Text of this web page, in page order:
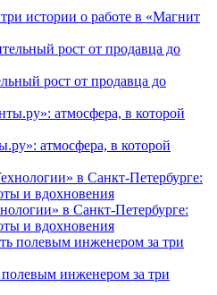
истории о работе в «Магнит
рост от продавца до
атмосфера, в которой
в Санкт-Петербурге:
и вдохновения
инженером за три